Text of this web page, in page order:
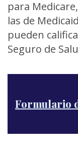
para
las de
pueden
Seguro de
Formulario